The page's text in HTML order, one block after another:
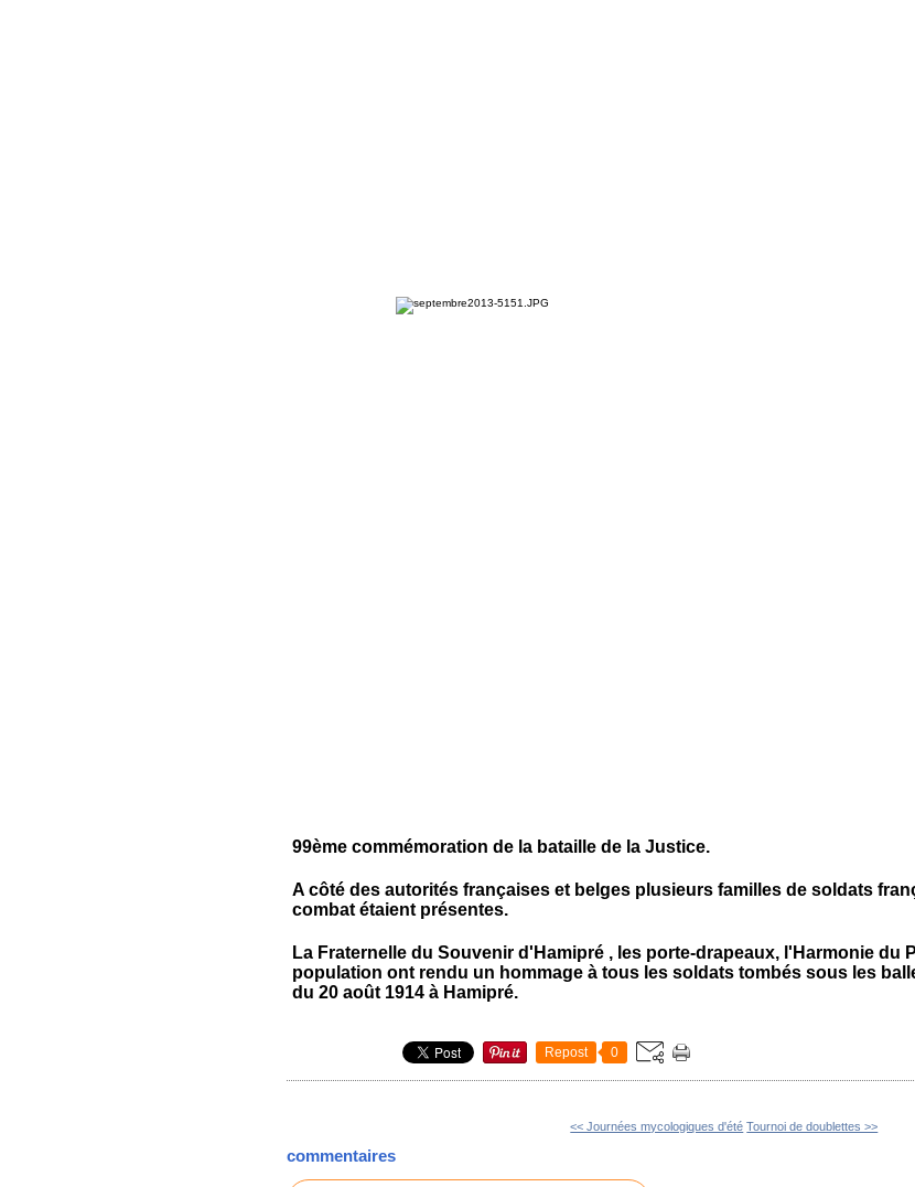
99ème commémoration de la bataille de la Justice.
A côté des autorités françaises et belges plusieurs familles de soldats
combat étaient présentes.
La Fraternelle du Souvenir d'Hamipré , les porte-drapeaux, l'Harmonie du
population ont rendu un hommage à tous les soldats tombés sous les
du 20 août 1914 à Hamipré.
Repost 0
<< Journées mycologiques d'été Tournoi de doublettes >>
commentaires